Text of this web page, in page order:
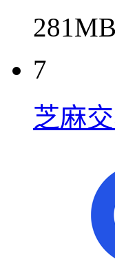
281MB
7
芝麻